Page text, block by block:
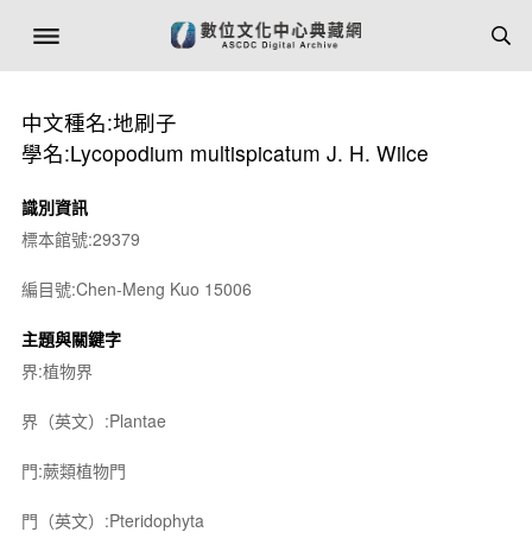
中文種名:地刷子
學名:Lycopodium multispicatum J. H. Wilce
識別資訊
標本館號:29379
編目號:Chen-Meng Kuo 15006
主題與關鍵字
界:植物界
界（英文）:Plantae
門:蕨類植物門
門（英文）:Pteridophyta